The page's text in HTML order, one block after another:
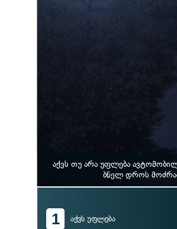
აქვს თუ არა უფლება
ბნელ დროს
1 აქვს უფლება